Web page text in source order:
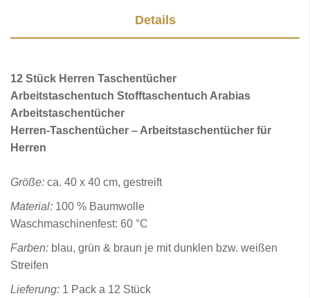
Details
12 Stück Herren Taschentücher
Arbeitstaschentuch Stofftaschentuch Arabias
Arbeitstaschentücher
Herren-Taschentücher – Arbeitstaschentücher für
Herren
Größe: ca. 40 x 40 cm, gestreift
Material: 100 % Baumwolle
Waschmaschinenfest: 60 °C
Farben: blau, grün & braun je mit dunklen bzw. weißen
Streifen
Lieferung: 1 Pack a 12 Stück